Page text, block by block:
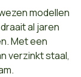
modellen
al jaren
Met een
verzinkt staal,